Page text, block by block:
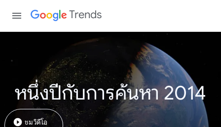
Trends
หนึ่งปีกับการค้นหา 2014
ชมวิดีโอ